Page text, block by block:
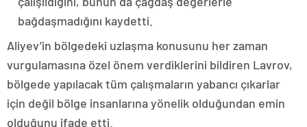
bağdaşmadığını kaydetti.
Aliyev’in bölgedeki uzlaşma konusunu her zaman
vurgulamasına özel önem verdiklerini bildiren Lavrov,
bölgede yapılacak tüm çalışmaların yabancı çıkarlar
için değil bölge insanlarına yönelik olduğundan emin
olduğunu ifade etti.